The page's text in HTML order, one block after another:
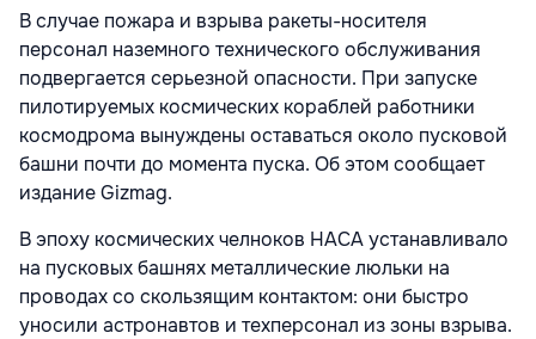
В случае пожара и взрыва ракеты-носителя
персонал наземного технического обслуживания
подвергается серьезной опасности. При запуске
пилотируемых космических кораблей работники
космодрома вынуждены оставаться около пусковой
башни почти до момента пуска. Об этом сообщает
издание Gizmag.
В эпоху космических челноков НАСА устанавливало
на пусковых башнях металлические люльки на
проводах со скользящим контактом: они быстро
уносили астронавтов и техперсонал из зоны взрыва.